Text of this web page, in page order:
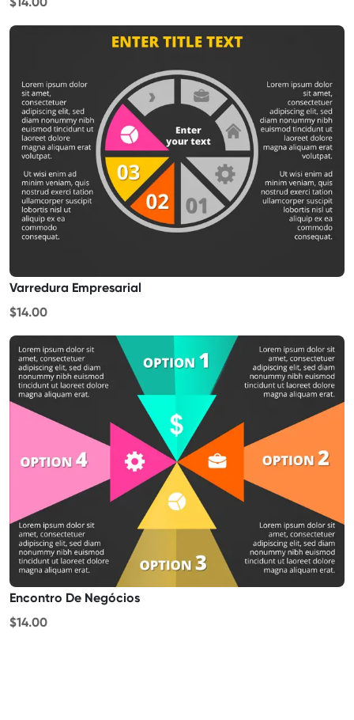
Varredura Empresarial
$14.00
Encontro De Negócios
$14.00